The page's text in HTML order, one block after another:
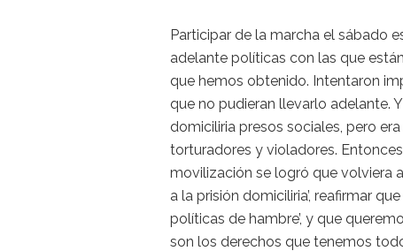
Participar de la marcha el sábado
adelante políticas con las que
que hemos obtenido. Intentaron
que no pudieran llevarlo adelante.
domiciliria presos sociales, pero
torturadores y violadores.
movilización se logró que volviera
a la prisión domiciliria’, reafirmar
políticas de hambre’, y que
son los derechos que tenemos